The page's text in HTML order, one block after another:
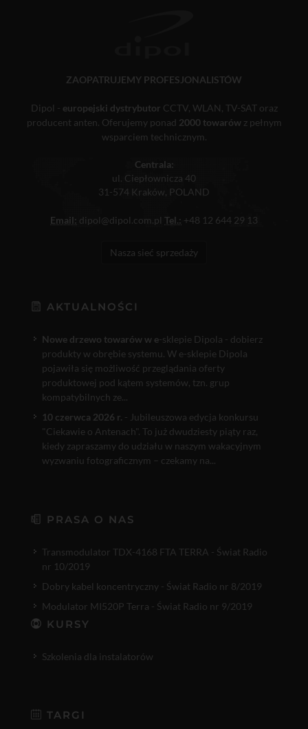
ZAOPATRUJEMY PROFESJONALISTÓW
Dipol - europejski dystrybutor CCTV, WLAN, TV-SAT oraz
producent anten. Oferujemy ponad 2000 towarówz pełnym
wsparciem technicznym.
Centrala:
ul. Ciepłownicza 40
31-574 Kraków, POLAND
Email: dipol@dipol.com.pl Tel.: +48 12 644 29 13
Nasza sieć sprzedaży
AKTUALNOŚCI
Nowe drzewo towarów w e-sklepie Dipola - dobierz
produkty w obrębie systemu. W e-sklepie Dipola
pojawiła się możliwość przeglądania oferty
produktowej pod kątem systemów, tzn. grup
kompatybilnych ze...
10 czerwca 2026 r. - Jubileuszowa edycja konkursu
"Ciekawie o Antenach". To już dwudziesty piąty raz,
kiedy zapraszamy do udziału w naszym wakacyjnym
wyzwaniu fotograficznym – czekamy na...
PRASA O NAS
Transmodulator TDX-4168 FTA TERRA - Świat Radio
nr 10/2019
Dobry kabel koncentryczny - Świat Radio nr 8/2019
Modulator MI520P Terra - Świat Radio nr 9/2019
KURSY
Szkolenia dla instalatorów
TARGI